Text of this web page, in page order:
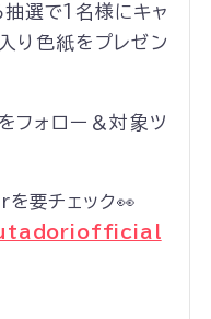
抽選で1名様にキャ
り色紙をプレゼン
ォロー＆対象ツ
要チェック👀